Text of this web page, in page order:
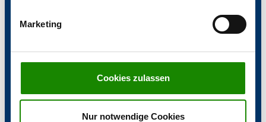
Marketing
Cookies zulassen
Nur notwendige Cookies
Sie wollen unseren Newsletter abbestellen? Klicken
Sie einfach auf den in jedem Newsletter enthaltenen